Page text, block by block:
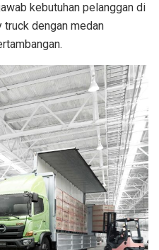
kebutuhan pelanggan di
truck dengan medan